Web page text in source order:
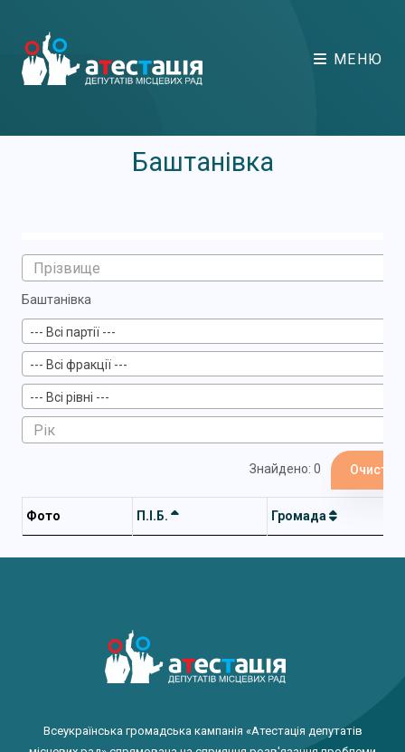
МЕНЮ
Баштанівка
Баштанівка
--- Всі партії ---
--- Всі фракції ---
--- Всі рівні ---
Знайдено: 0
Фото П.І.Б. Громада
Всеукраїнська громадська кампанія «Атестація депутатів